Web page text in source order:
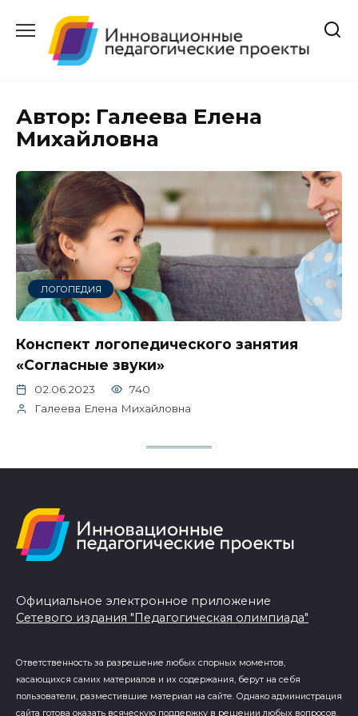
содержанию
Автор: Галеева Елена
Михайловна
ЛОГОПЕДИЯ
Конспект логопедического занятия
«Согласные звуки»
02.06.2023
740
Галеева Елена Михайловна
Официальное электронное приложение
Сетевого издания "Педагогическая олимпиада"
Ответственность за разрешение любых спорных моментов,
касающихся самих материалов и их содержания, берут на себя
пользователи, разместившие материал на сайте. Однако администрация
сайта готова оказать всяческую поддержку в решении любых вопросов,